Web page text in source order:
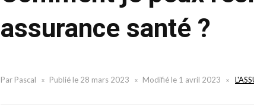
assurance santé ?
Par Pascal Publié le 28 mars 2023 Modifié le 1 avril 2023